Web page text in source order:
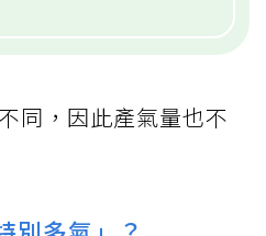
同，因此產氣量也不